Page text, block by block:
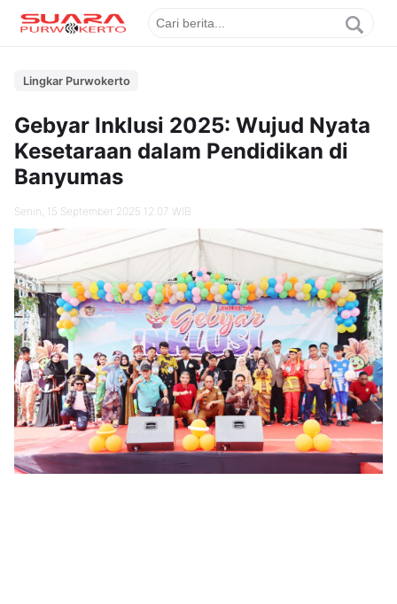
Lingkar Purwokerto
Gebyar Inklusi 2025: Wujud Nyata
Kesetaraan dalam Pendidikan di
Banyumas
Senin, 15 September 2025 12.07 WIB